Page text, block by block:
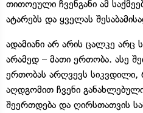
თითოეული ჩვენგანი ამ
ატარებს და ყველას
ადამიანი არ არის ცალკე არც
არამედ – მათი ერთობა. ასე
ერთობას არღვევს სიკვდილი,
აღდგომით ჩვენი
შეერთდება და ღირსთათვის